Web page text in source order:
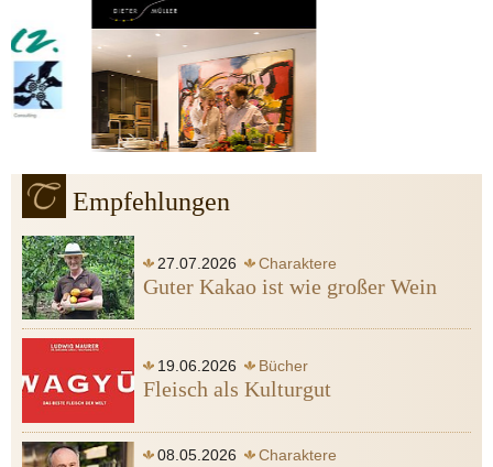
Empfehlungen
27.07.2026 Charaktere
Guter Kakao ist wie großer Wein
19.06.2026 Bücher
Fleisch als Kulturgut
08.05.2026 Charaktere